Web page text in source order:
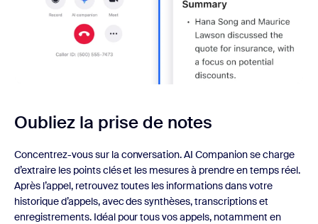
Oubliez la prise de notes
Concentrez-vous sur la conversation. AI Companion se charge
d’extraire les points clés et les mesures à prendre en temps réel.
Après l’appel, retrouvez toutes les informations dans votre
historique d’appels, avec des synthèses, transcriptions et
enregistrements. Idéal pour tous vos appels, notamment en